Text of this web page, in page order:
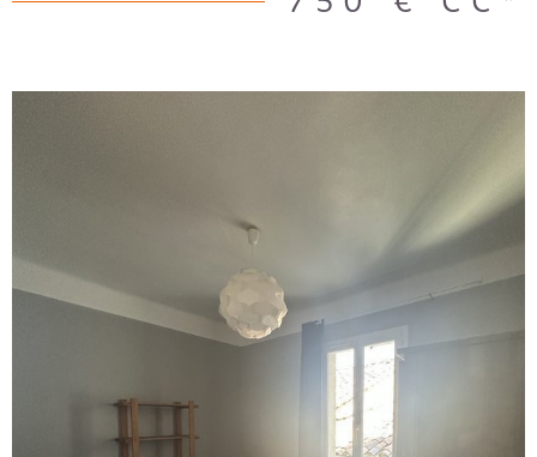
VOIR LE BIEN